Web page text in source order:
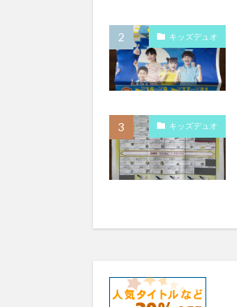
キッズデュオ
キッズデュオ